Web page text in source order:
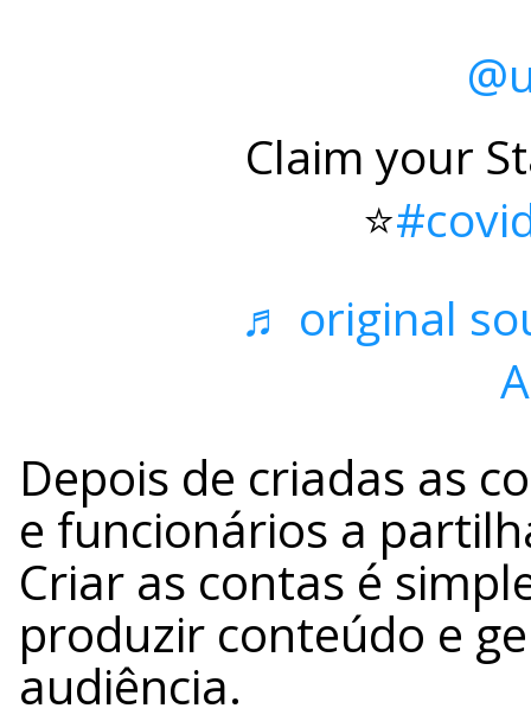
Claim your
⭐️
♬ original
Depois de criadas as
e funcionários a
Criar as contas é
produzir conteúdo e
audiência.